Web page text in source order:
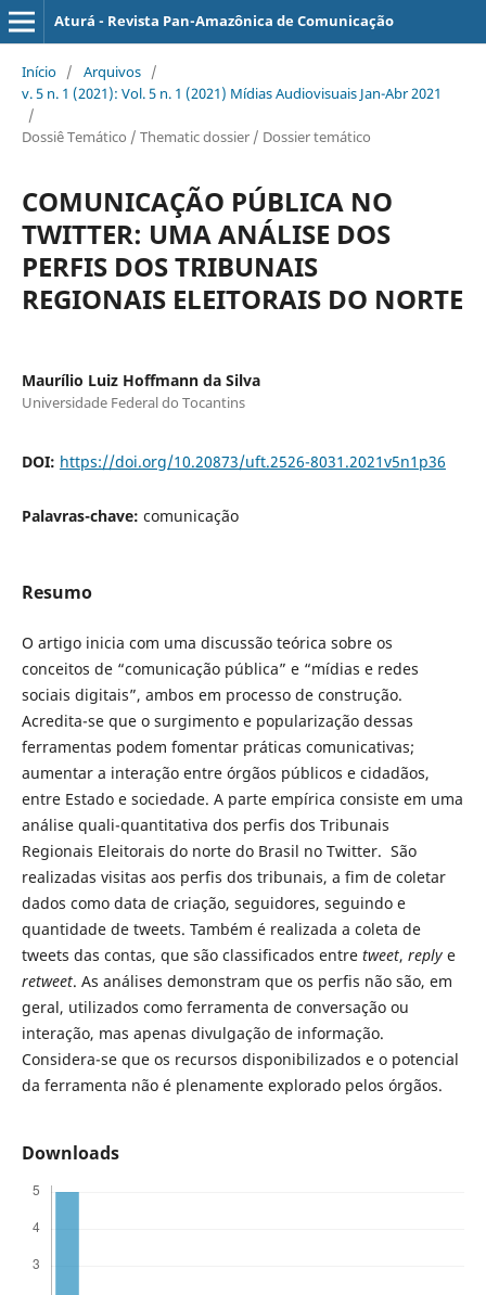
Aturá - Revista Pan-Amazônica de Comunicação
Início / Arquivos /
v. 5 n. 1 (2021): Vol. 5 n. 1 (2021) Mídias Audiovisuais Jan-Abr 2021
/
Dossiê Temático / Thematic dossier / Dossier temático
COMUNICAÇÃO PÚBLICA NO
TWITTER: UMA ANÁLISE DOS
PERFIS DOS TRIBUNAIS
REGIONAIS ELEITORAIS DO NORTE
Maurílio Luiz Hoffmann da Silva
Universidade Federal do Tocantins
DOI: https://doi.org/10.20873/uft.2526-8031.2021v5n1p36
Palavras-chave: comunicação
Resumo
O artigo inicia com uma discussão teórica sobre os
conceitos de “comunicação pública” e “mídias e redes
sociais digitais”, ambos em processo de construção.
Acredita-se que o surgimento e popularização dessas
ferramentas podem fomentar práticas comunicativas;
aumentar a interação entre órgãos públicos e cidadãos,
entre Estado e sociedade. A parte empírica consiste em uma
análise quali-quantitativa dos perfis dos Tribunais
Regionais Eleitorais do norte do Brasil no Twitter. São
realizadas visitas aos perfis dos tribunais, a fim de coletar
dados como data de criação, seguidores, seguindo e
quantidade de tweets. Também é realizada a coleta de
tweets das contas, que são classificados entre tweet, replye
retweet. As análises demonstram que os perfis não são, em
geral, utilizados como ferramenta de conversação ou
interação, mas apenas divulgação de informação.
Considera-se que os recursos disponibilizados e o potencial
da ferramenta não é plenamente explorado pelos órgãos.
Downloads